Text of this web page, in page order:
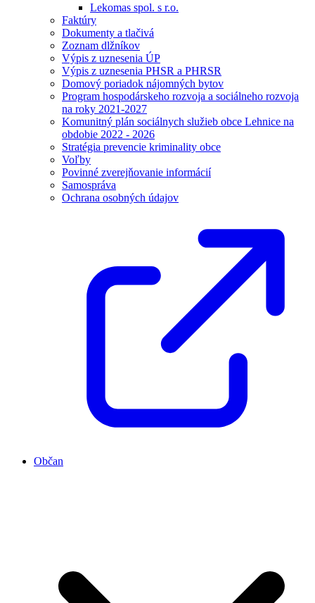
Lekomas spol. s r.o.
Faktúry
Dokumenty a tlačivá
Zoznam dlžníkov
Výpis z uznesenia ÚP
Výpis z uznesenia PHSR a PHRSR
Domový poriadok nájomných bytov
Program hospodárskeho rozvoja a sociálneho rozvoja
na roky 2021-2027
Komunitný plán sociálnych služieb obce Lehnice na
obdobie 2022 - 2026
Stratégia prevencie kriminality obce
Voľby
Povinné zverejňovanie informácií
Samospráva
Ochrana osobných údajov
Občan